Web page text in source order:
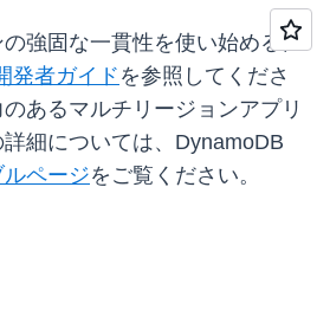
強固な一貫性を使い始めるに
発者ガイド を参照してくださ
あるマルチリージョンアプリ
細については、DynamoDB
ページをご覧ください。